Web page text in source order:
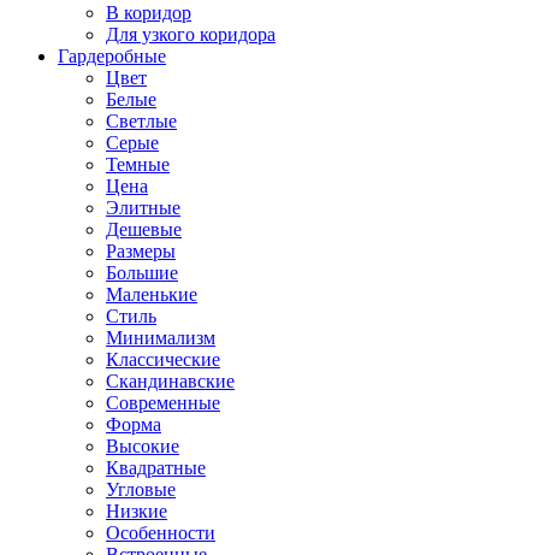
В коридор
Для узкого коридора
Гардеробные
Цвет
Белые
Светлые
Серые
Темные
Цена
Элитные
Дешевые
Размеры
Большие
Маленькие
Стиль
Минимализм
Классические
Скандинавские
Современные
Форма
Высокие
Квадратные
Угловые
Низкие
Особенности